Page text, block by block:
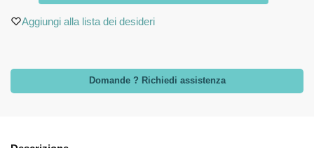
Aggiungi alla lista dei desideri
Domande ? Richiedi assistenza